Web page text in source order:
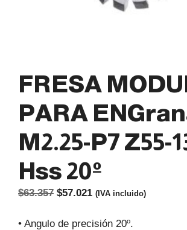
FRESA
PARA
M2.25-P7 Z55-
Hss 20º
$63.357 El
original
$57.021El
actual
(IVA incluido)
• Angulo de precisión 20º.